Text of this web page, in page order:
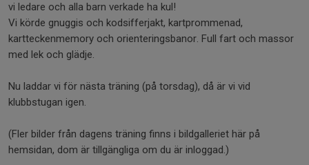
vi ledare och alla barn verkade ha kul!
Vi körde gnuggis och kodsifferjakt, kartprommenad,
kartteckenmemory och orienteringsbanor. Full fart och massor
med lek och glädje.
Nu laddar vi för nästa träning (på torsdag), då är vi vid
klubbstugan igen.
(Fler bilder från dagens träning finns i bildgalleriet här på
hemsidan, dom är tillgängliga om du är inloggad.)